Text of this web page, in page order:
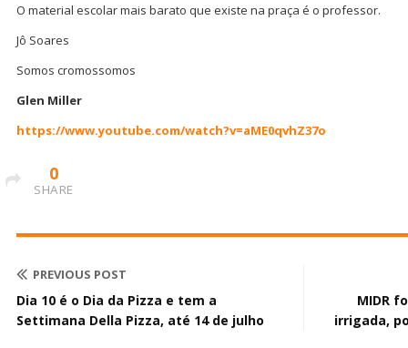
O material escolar mais barato que existe na praça é o professor.
Jô Soares
Somos cromossomos
Glen Miller
https://www.youtube.com/watch?v=aME0qvhZ37o
0
SHARE
PREVIOUS POST
Dia 10 é o Dia da Pizza e tem a
Settimana Della Pizza, até 14 de julho
MIDR
irrigada,